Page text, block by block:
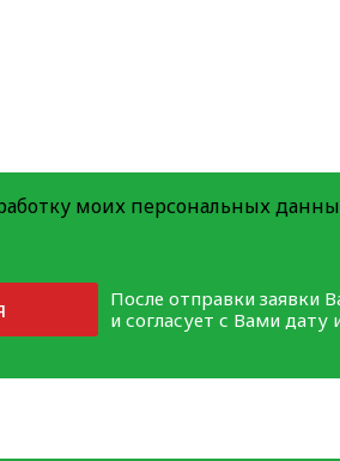
моих персональных
После отправки заявки
и согласует с Вами